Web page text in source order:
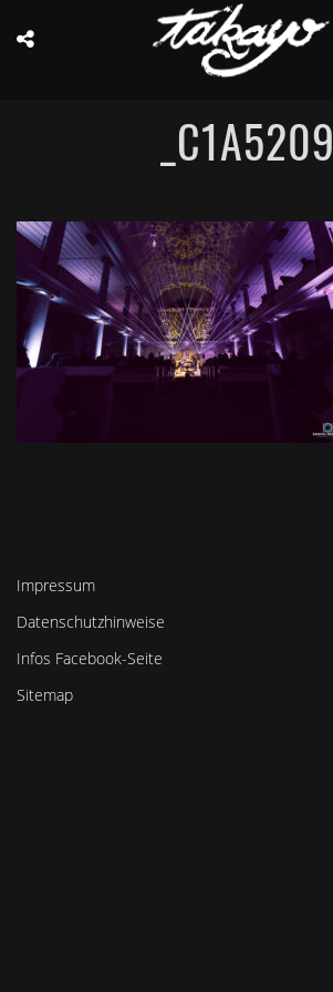
_C1A5209
Impressum
Datenschutzhinweise
Infos Facebook-Seite
Sitemap